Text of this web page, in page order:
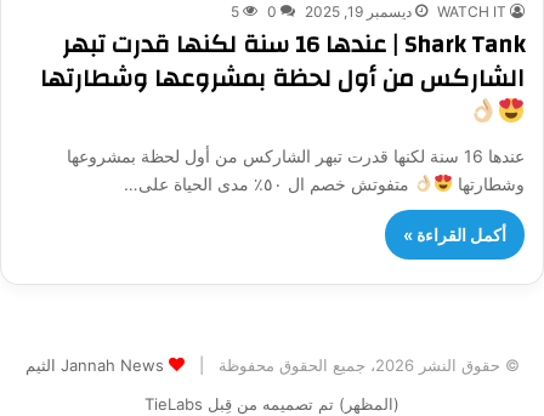
WATCH IT ديسمبر 19, 2025 0
5
Shark Tank | عندها 16 سنة لكنها قدرت تبهر
الشاركس من أول لحظة بمشروعها وشطارتها
عندها 16 سنة لكنها قدرت تبهر الشاركس من أول لحظة بمشروعها
وشطارتها
متفوتش خصم ال ٥٠٪ مدى الحياة على…
أكمل القراءة »
© حقوق النشر 2026، جميع الحقوق محفوظة |
Jannah News الثيم
(المظهر) تم تصميمه من قِبل TieLabs